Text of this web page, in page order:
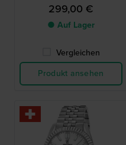
299,00 €
● Auf Lager
Vergleichen
Produkt ansehen